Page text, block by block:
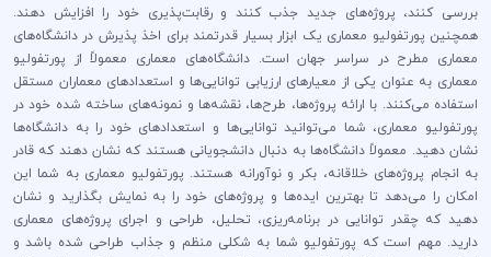
بررسی کنند، پروژه‌های جدید جذب کنند و رقابت‌پذیری خود را افزایش دهند.
همچنین پورتفولیو معماری یک ابزار بسیار قدرتمند برای اخذ پذیرش در دانشگاه‌های
معماری مطرح در سراسر جهان است. دانشگاه‌های معماری معمولاً از پورتفولیو
معماری به عنوان یکی از معیارهای ارزیابی توانایی‌ها و استعدادهای معماران مستقل
استفاده می‌کنند. با ارائه پروژه‌ها، طرح‌ها، نقشه‌ها و نمونه‌های ساخته شده خود در
پورتفولیو معماری، شما می‌توانید توانایی‌ها و استعدادهای خود را به دانشگاه‌ها
نشان دهید. معمولاً دانشگاه‌ها به دنبال دانشجویانی هستند که نشان دهند که قادر
به انجام پروژه‌های خلاقانه، بکر و نوآورانه هستند. پورتفولیو معماری به شما این
امکان را می‌دهد تا بهترین ایده‌ها و پروژه‌های خود را به نمایش بگذارید و نشان
دهید که چقدر توانایی در برنامه‌ریزی، تحلیل، طراحی و اجرای پروژه‌های معماری
دارید. مهم است که پورتفولیو شما به شکلی منظم و جذاب طراحی شده باشد و